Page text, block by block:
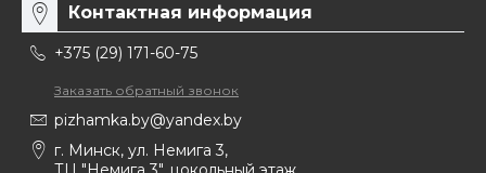
Контактная информация
+375 (29) 171-60-75
Заказать обратный звонок
pizhamka.by@yandex.by
г. Минск, ул. Немига 3,